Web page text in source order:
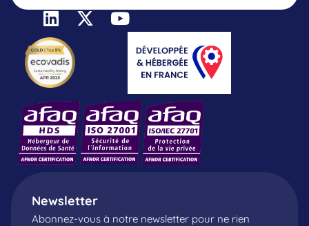
Newsletter
Abonnez-vous à notre newsletter pour ne rien